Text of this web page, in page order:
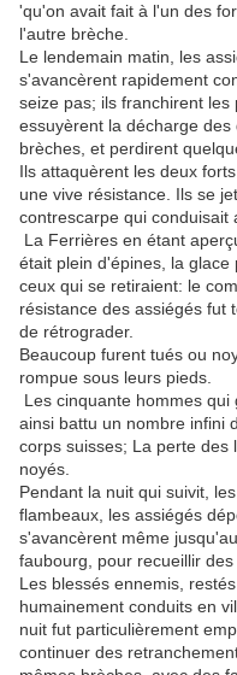
'qu'on avait fait à l'un des
l'autre brèche.
Le lendemain matin, les
s'avancèrent rapidement
seize pas; ils franchirent les
essuyèrent la décharge
brèches, et perdirent
Ils attaquèrent les deux
une vive résistance. Ils se
contrescarpe qui conduisait
La Ferrières en étant
était plein d'épines, la
ceux qui se retiraient: le
résistance des assiégés fut
de rétrograder.
Beaucoup furent tués ou
rompue sous leurs pieds.
Les cinquante hommes
ainsi battu un nombre infini
corps suisses; La perte des
noyés.
Pendant la nuit qui suivit,
flambeaux, les assiégés
s'avancèrent même
faubourg, pour recueillir des
Les blessés ennemis,
humainement conduits en
nuit fut particulièrement
continuer des